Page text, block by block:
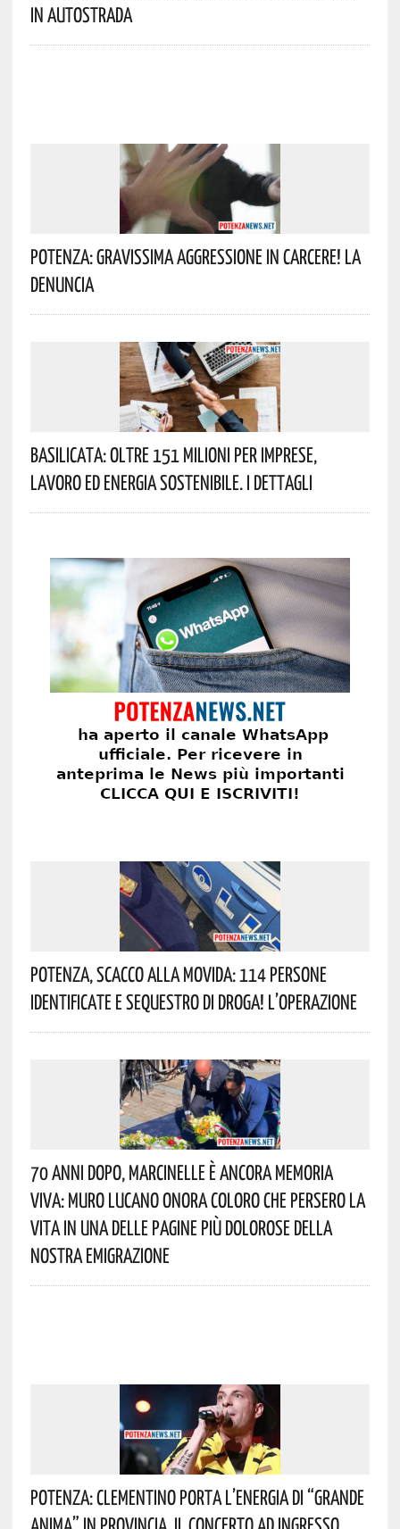
In Autostrada
Potenza: Gravissima Aggressione In Carcere! La
Denuncia
Basilicata: Oltre 151 Milioni Per Imprese,
Lavoro Ed Energia Sostenibile. I Dettagli
Potenza, Scacco Alla Movida: 114 Persone
Identificate E Sequestro Di Droga! L’operazione
70 Anni Dopo, Marcinelle È Ancora Memoria
Viva: Muro Lucano Onora Coloro Che Persero La
Vita In Una Delle Pagine Più Dolorose Della
Nostra Emigrazione
Potenza: Clementino Porta L’energia Di “Grande